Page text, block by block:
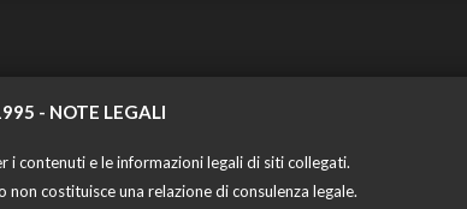
- NOTE LEGALI
contenuti e le informazioni legali di siti collegati.
costituisce una relazione di consulenza legale.